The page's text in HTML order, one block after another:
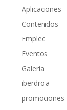
Aplicaciones
Contenidos
Empleo
Eventos
Galería
iberdrola
promociones